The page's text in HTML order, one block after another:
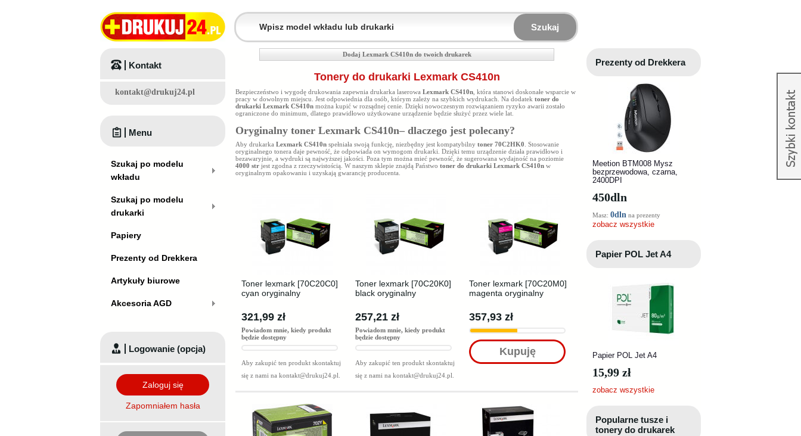
Szukaj
Dodaj Lexmark CS410n do twoich drukarek
Tonery do drukarki Lexmark CS410n
Bezpieczeństwo i wygodę drukowania zapewnia drukarka laserowa Lexmark CS410n , która stanowi doskonałe wsparcie w
pracy w dowolnym miejscu. Jest odpowiednia dla osób, którym zależy na szybkich wydrukach. Na dodatek toner do
drukarki Lexmark CS410n można kupić w rozsądnej cenie. Dzięki nowoczesnym rozwiązaniem ryzyko awarii zostało
ograniczone do minimum, dlatego prawidłowo użytkowane urządzenie będzie służyć przez wiele lat.
Oryginalny toner Lexmark CS410n– dlaczego jest polecany?
Aby drukarka Lexmark CS410n spełniała swoją funkcję, niezbędny jest kompatybilny toner 70C2HK0 . Stosowanie
oryginalnego tonera daje pewność, że odpowiada on wymogom drukarki. Dzięki temu urządzenie działa prawidłowo i
bezawaryjnie, a wydruki są najwyższej jakości. Poza tym można mieć pewność, że sugerowana wydajność na poziomie
4000 str jest zgodna z rzeczywistością. W naszym sklepie znajdą Państwo toner do drukarki Lexmark CS410n w
oryginalnym opakowaniu i uzyskają gwarancję producenta.
Toner lexmark [70C20C0]
cyan oryginalny
321,99 zł
Powiadom mnie, kiedy produkt
będzie dostępny
Aby zakupić ten produkt skontaktuj
się z nami na kontakt@drukuj24.pl
Toner lexmark [70C20K0]
black oryginalny
257,21 zł
Powiadom mnie, kiedy produkt
będzie dostępny
Aby zakupić ten produkt skontaktuj
się z nami na kontakt@drukuj24.pl
Toner lexmark [70C20M0]
magenta oryginalny
357,93 zł
Kupuję
Kontakt
kontakt@drukuj24.pl
Menu
Szukaj po modelu
wkładu
Szukaj po modelu
drukarki
Papiery
Prezenty od Drekkera
Artykuły biurowe
Akcesoria AGD
Logowanie (opcja)
Zaloguj się
Zapomniałem hasła
Prezenty od Drekkera
Meetion BTM008 Mysz
bezprzewodowa, czarna,
2400DPI
450dln
Masz: 0dln na prezenty
zobacz wszystkie
Papier POL Jet A4
Papier POL Jet A4
15,99 zł
zobacz wszystkie
Popularne tusze i
tonery do drukarek